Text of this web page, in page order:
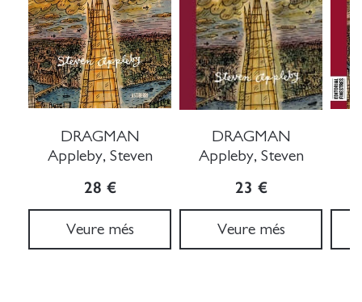
DRAGMAN
Appleby, Steven
28 €
Veure més
DRAGMAN
Appleby, Steven
23 €
Veure més